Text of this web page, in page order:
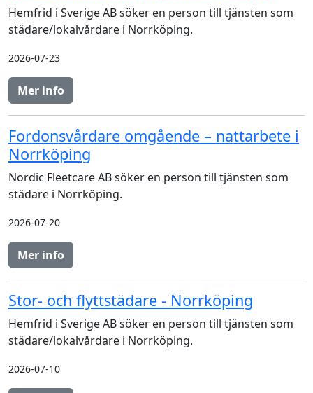
Hemfrid i Sverige AB söker en person till tjänsten som
städare/lokalvårdare i Norrköping.
2026-07-23
Mer info
Fordonsvårdare omgående – nattarbete i
Norrköping
Nordic Fleetcare AB söker en person till tjänsten som
städare i Norrköping.
2026-07-20
Mer info
Stor- och flyttstädare - Norrköping
Hemfrid i Sverige AB söker en person till tjänsten som
städare/lokalvårdare i Norrköping.
2026-07-10